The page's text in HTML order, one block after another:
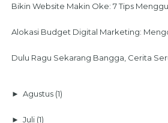
Bikin Website Makin Oke: 7 Tips
Alokasi Budget Digital Marketing:
Dulu Ragu Sekarang Bangga, Cerita
►Agustus (1)
►Juli (1)